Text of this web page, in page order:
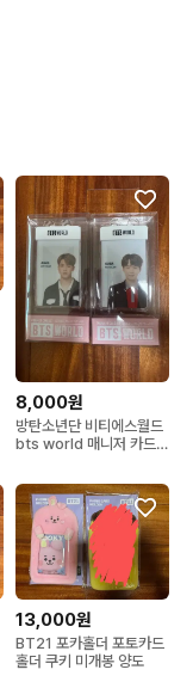
8,000원
방탄소년단 비티에스월드
bts world 매니저 카드세
13,000원
BT21 포카홀더 포토카드
홀더 쿠키 미개봉 양도